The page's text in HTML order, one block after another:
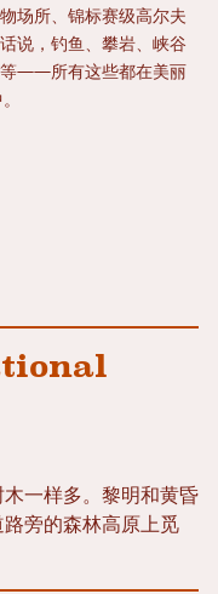
场所、锦标赛级高尔夫
说，钓鱼、攀岩、峡谷
等——所有这些都在美丽
一样多。黎明和黄昏
旁的森林高原上觅